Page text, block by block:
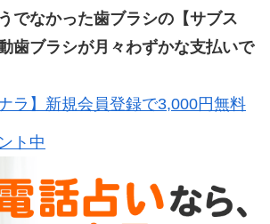
でなかった歯ブラシの【サブス
歯ブラシが月々わずかな支払いで
ラ】新規会員登録で3,000円無料
ト中